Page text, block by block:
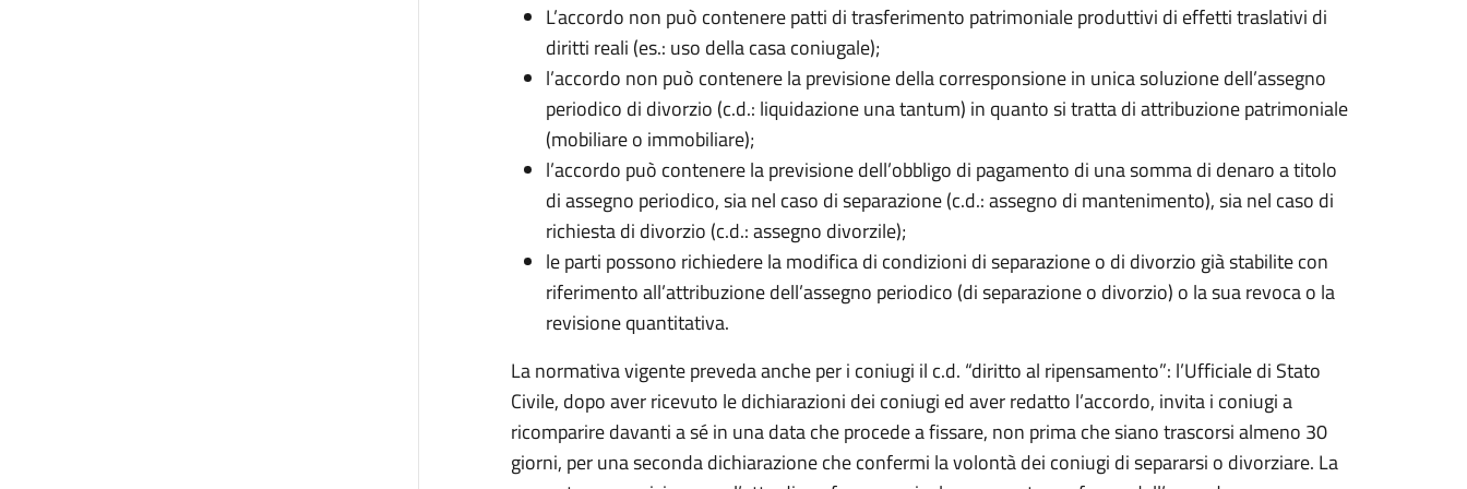
L’accordo non può contenere patti di trasferimento patrimoniale produttivi di effetti traslativi di
diritti reali (es.: uso della casa coniugale);
l’accordo non può contenere la previsione della corresponsione in unica soluzione dell’assegno
periodico di divorzio (c.d.: liquidazione una tantum) in quanto si tratta di attribuzione patrimoniale
(mobiliare o immobiliare);
l’accordo può contenere la previsione dell’obbligo di pagamento di una somma di denaro a titolo
di assegno periodico, sia nel caso di separazione (c.d.: assegno di mantenimento), sia nel caso di
richiesta di divorzio (c.d.: assegno divorzile);
le parti possono richiedere la modifica di condizioni di separazione o di divorzio già stabilite con
riferimento all’attribuzione dell’assegno periodico (di separazione o divorzio) o la sua revoca o la
revisione quantitativa.
La normativa vigente preveda anche per i coniugi il c.d. “diritto al ripensamento”: l’Ufficiale di Stato
Civile, dopo aver ricevuto le dichiarazioni dei coniugi ed aver redatto l’accordo, invita i coniugi a
ricomparire davanti a sé in una data che procede a fissare, non prima che siano trascorsi almeno 30
giorni, per una seconda dichiarazione che confermi la volontà dei coniugi di separarsi o divorziare. La